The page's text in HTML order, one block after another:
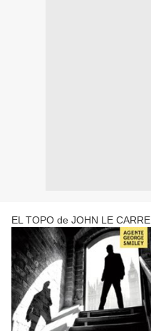
EL TOPO de JOHN LE CARRE